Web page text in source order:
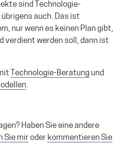
sind Technologie-
auch. Das ist
nur wenn es keinen Plan gibt,
verdient werden soll, dann ist
Technologie-Beratung und
.
Haben Sie eine andere
Sie mir oder kommentieren Sie